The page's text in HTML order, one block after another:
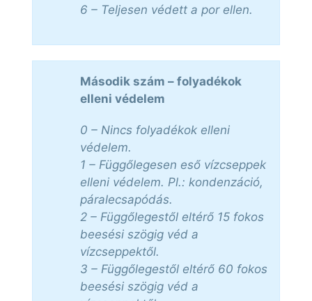
6 – Teljesen védett a por ellen.
Második szám – folyadékok
elleni védelem
0 – Nincs folyadékok elleni
védelem.
1 – Függőlegesen eső vízcseppek
elleni védelem. Pl.: kondenzáció,
páralecsapódás.
2 – Függőlegestől eltérő 15 fokos
beesési szögig véd a
vízcseppektől.
3 – Függőlegestől eltérő 60 fokos
beesési szögig véd a